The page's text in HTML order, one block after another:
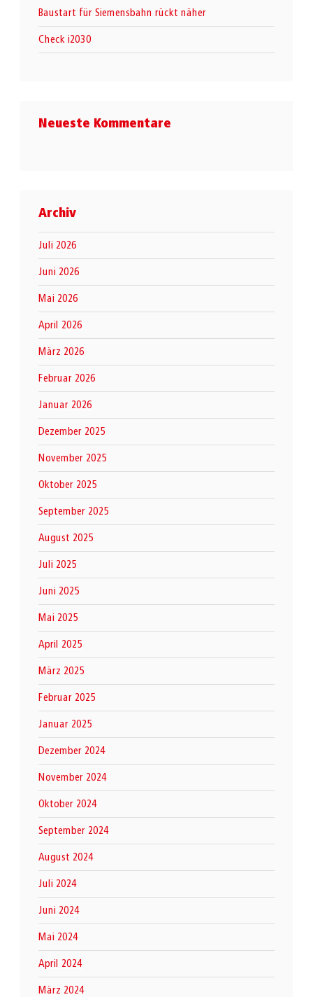
Baustart für Siemensbahn rückt näher
Check i2030
Neueste Kommentare
Archiv
Juli 2026
Juni 2026
Mai 2026
April 2026
März 2026
Februar 2026
Januar 2026
Dezember 2025
November 2025
Oktober 2025
September 2025
August 2025
Juli 2025
Juni 2025
Mai 2025
April 2025
März 2025
Februar 2025
Januar 2025
Dezember 2024
November 2024
Oktober 2024
September 2024
August 2024
Juli 2024
Juni 2024
Mai 2024
April 2024
März 2024